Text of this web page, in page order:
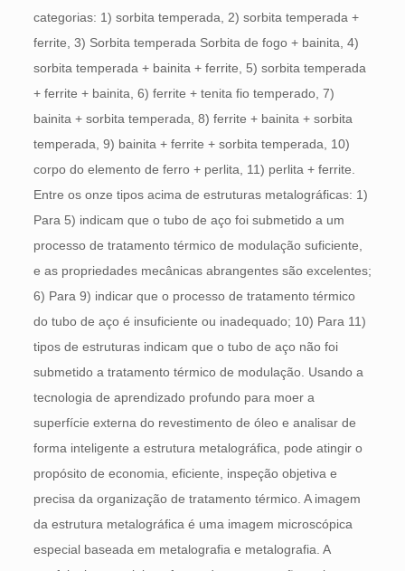
categorias: 1) sorbita temperada, 2) sorbita temperada +
ferrite, 3) Sorbita temperada Sorbita de fogo + bainita, 4)
sorbita temperada + bainita + ferrite, 5) sorbita temperada
+ ferrite + bainita, 6) ferrite + tenita fio temperado, 7)
bainita + sorbita temperada, 8) ferrite + bainita + sorbita
temperada, 9) bainita + ferrite + sorbita temperada, 10)
corpo do elemento de ferro + perlita, 11) perlita + ferrite.
Entre os onze tipos acima de estruturas metalográficas: 1)
Para 5) indicam que o tubo de aço foi submetido a um
processo de tratamento térmico de modulação suficiente,
e as propriedades mecânicas abrangentes são excelentes;
6) Para 9) indicar que o processo de tratamento térmico
do tubo de aço é insuficiente ou inadequado; 10) Para 11)
tipos de estruturas indicam que o tubo de aço não foi
submetido a tratamento térmico de modulação. Usando a
tecnologia de aprendizado profundo para moer a
superfície externa do revestimento de óleo e analisar de
forma inteligente a estrutura metalográfica, pode atingir o
propósito de economia, eficiente, inspeção objetiva e
precisa da organização de tratamento térmico. A imagem
da estrutura metalográfica é uma imagem microscópica
especial baseada em metalografia e metalografia. A